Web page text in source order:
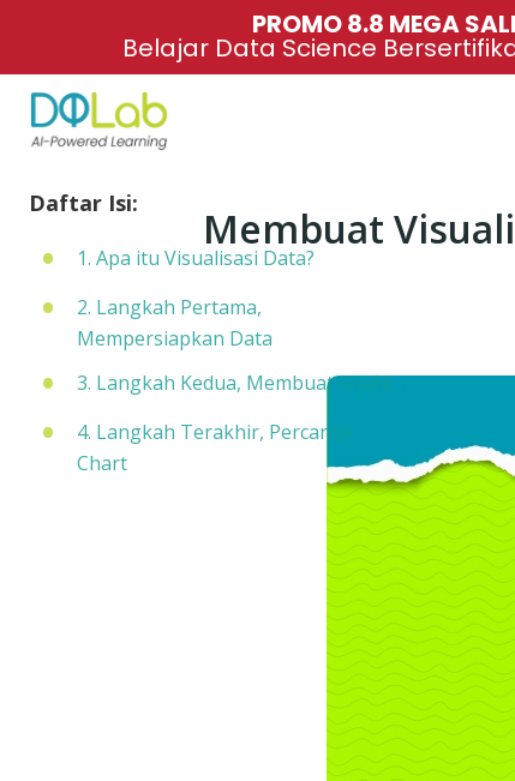
PROMO 8.8 MEGA
Belajar Data Science
Membuat
Daftar Isi:
1. Apa itu Visualisasi Data?
2. Langkah Pertama,
Mempersiapkan Data
3. Langkah Kedua, Membuat Grafik
4. Langkah Terakhir, Percantik
Chart